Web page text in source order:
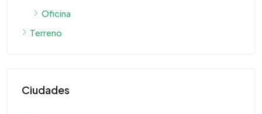
Oficina
Terreno
Ciudades